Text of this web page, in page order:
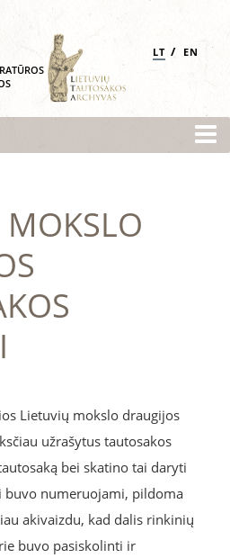
LT / EN
MOKSLO
Lietuvių mokslo draugijos
užrašytus tautosakos
bei skatino tai daryti
buvo numeruojami, pildoma
akivaizdu, kad dalis rinkinių
buvo pasiskolinti ir